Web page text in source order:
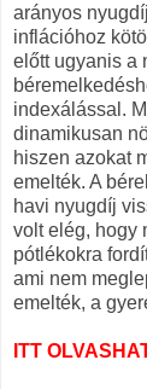
arányos
inflációhoz
előtt ugyanis a
indexálással.
dinamikusan
hiszen azokat
emelték. A
havi nyugdíj
volt elég, hogy
pótlékokra
ami nem
emelték, a
ITT